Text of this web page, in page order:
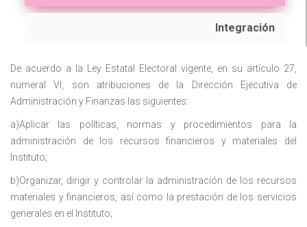
Integración
De acuerdo a la Ley Estatal Electoral vigente, en su artículo 27,
numeral VI, son atribuciones de la Dirección Ejecutiva de
Administración y Finanzas las siguientes:
a)Aplicar las políticas, normas y procedimientos para la
administración de los recursos financieros y materiales del
Instituto;
b)Organizar, dirigir y controlar la administración de los recursos
materiales y financieros, así como la prestación de los servicios
generales en el Instituto;